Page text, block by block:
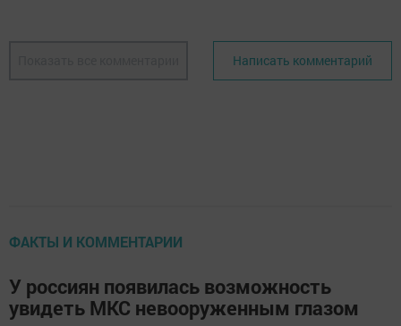
Написать комментарий
ФАКТЫ И КОММЕНТАРИИ
У россиян появилась возможность
увидеть МКС невооруженным глазом